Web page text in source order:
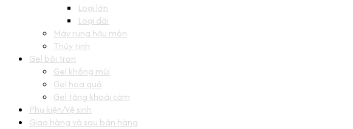
Loại lớn
Loại dài
Máy rung hậu môn
Thủy tinh
Gel bôi trơn
Gel không mùi
Gel hoa quả
Gel tăng khoái cảm
Phụ kiện/Vệ sinh
Giao hàng và sau bán hàng